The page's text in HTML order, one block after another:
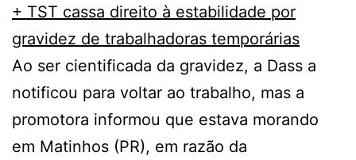
+ TST cassa direito à estabilidade por
gravidez de trabalhadoras temporárias
Ao ser cientificada da gravidez, a Dass a
notificou para voltar ao trabalho, mas a
promotora informou que estava morando
em Matinhos (PR), em razão da